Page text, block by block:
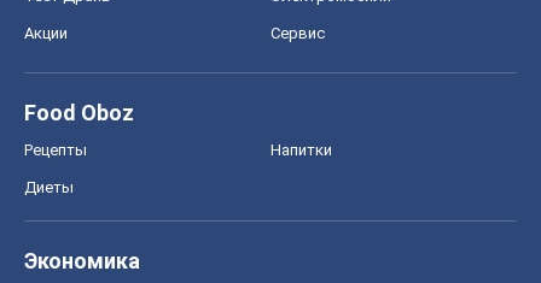
Акции Сервис
Food Oboz
Рецепты Напитки
Диеты
Экономика